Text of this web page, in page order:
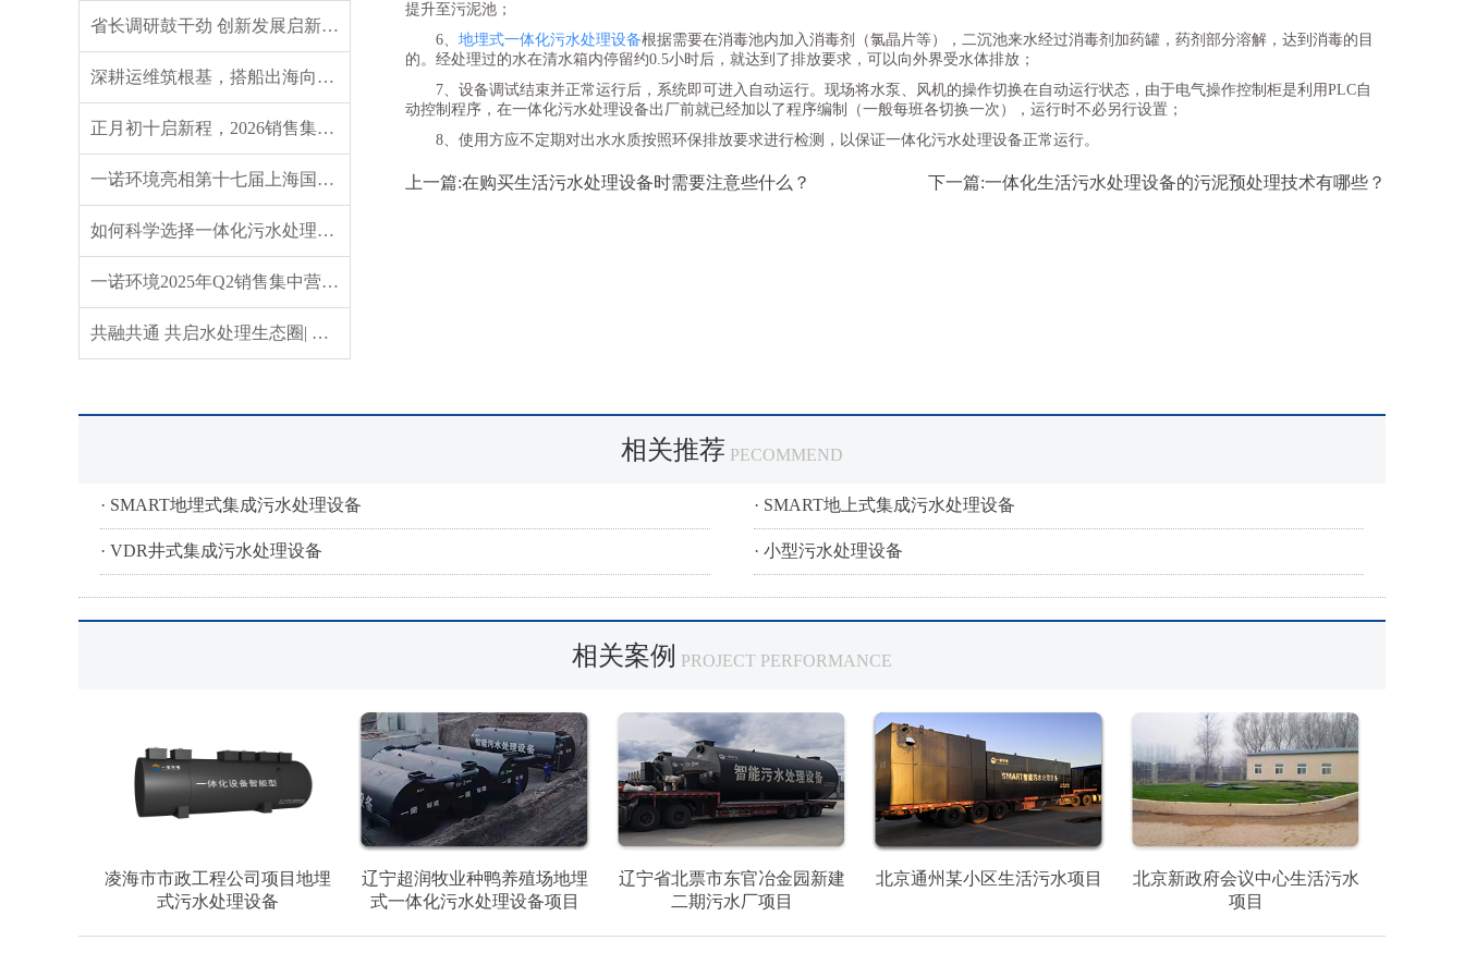
省长调研鼓干劲 创新发展启新程——辽宁省委副书记、省长王新伟莅临一诺环境调研指导
深耕运维筑根基，搭船出海向未来｜一诺环境 2026 年度盛典圆满举行
正月初十启新程，2026销售集中营燃情开营，聚力攻坚创佳绩！
一诺环境亮相第十七届上海国际水展，创新水科技引领绿色未来
如何科学选择一体化污水处理设备？实用指南来了
一诺环境2025年Q2销售集中营：赋能成长，共启新程
共融共通 共启水处理生态圈| 英诺格林成立20周年供应商大会定义水处理未来式
提升至污泥池；
6、 地埋式一体化污水处理设备根据需要在消毒池内加入消毒剂（氯晶片等），二沉池来水经过消毒剂加药罐，药剂部分溶解，达到消毒的目
的。经处理过的水在清水箱内停留约0.5小时后，就达到了排放要求，可以向外界受水体排放；
7、设备调试结束并正常运行后，系统即可进入自动运行。现场将水泵、风机的操作切换在自动运行状态，由于电气操作控制柜是利用PLC自
动控制程序，在一体化污水处理设备出厂前就已经加以了程序编制（一般每班各切换一次），运行时不必另行设置；
8、使用方应不定期对出水水质按照环保排放要求进行检测，以保证一体化污水处理设备正常运行。
上一篇:在购买生活污水处理设备时需要注意些什么？ 下一篇:一体化生活污水处理设备的污泥预处理技术有哪些？
相关推荐 PECOMMEND
· SMART地埋式集成污水处理设备 · SMART地上式集成污水处理设备
· VDR井式集成污水处理设备 · 小型污水处理设备
相关案例 PROJECT PERFORMANCE
凌海市市政工程公司项目地埋
式污水处理设备
辽宁超润牧业种鸭养殖场地埋
式一体化污水处理设备项目
辽宁省北票市东官冶金园新建
二期污水厂项目
北京通州某小区生活污水项目
北京新政府会议中心生活污水
项目